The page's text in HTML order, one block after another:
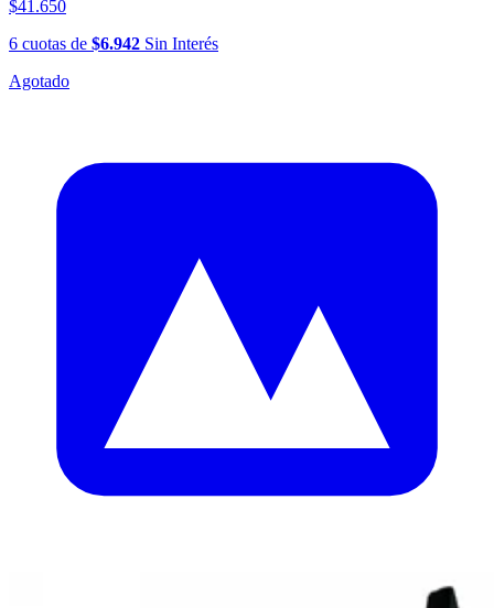
$41.650
6 cuotas de $6.942 Sin Interés
Agotado